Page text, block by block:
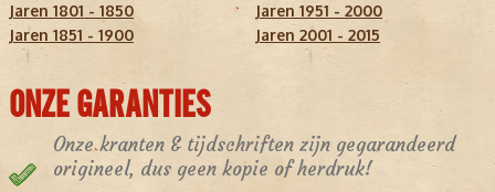
Jaren 1801 - 1850
Jaren 1851 - 1900
Jaren 1951 - 2000
Jaren 2001 - 2015
ONZE GARANTIES
Onze kranten & tijdschriften zijn gegarandeerd
origineel, dus geen kopie of herdruk!